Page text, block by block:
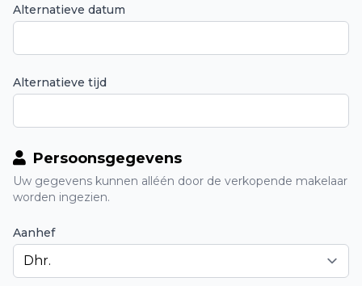
Alternatieve datum
Alternatieve tijd
Persoonsgegevens
Uw gegevens kunnen alléén door de verkopende makelaar
worden ingezien.
Aanhef